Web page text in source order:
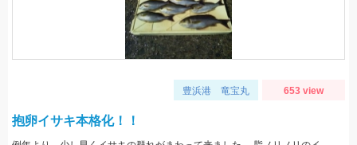
豊浜港 竜宝丸 653 view
抱卵イサキ本格化！！